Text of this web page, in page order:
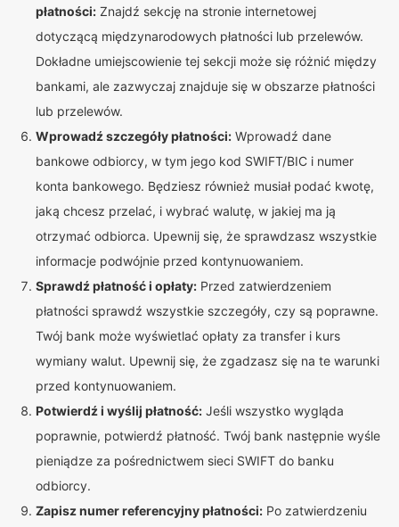
płatności: Znajdź sekcję na stronie internetowej
dotyczącą międzynarodowych płatności lub przelewów.
Dokładne umiejscowienie tej sekcji może się różnić między
bankami, ale zazwyczaj znajduje się w obszarze płatności
lub przelewów.
Wprowadź szczegóły płatności: Wprowadź dane
bankowe odbiorcy, w tym jego kod SWIFT/BIC i numer
konta bankowego. Będziesz również musiał podać kwotę,
jaką chcesz przelać, i wybrać walutę, w jakiej ma ją
otrzymać odbiorca. Upewnij się, że sprawdzasz wszystkie
informacje podwójnie przed kontynuowaniem.
Sprawdź płatność i opłaty: Przed zatwierdzeniem
płatności sprawdź wszystkie szczegóły, czy są poprawne.
Twój bank może wyświetlać opłaty za transfer i kurs
wymiany walut. Upewnij się, że zgadzasz się na te warunki
przed kontynuowaniem.
Potwierdź i wyślij płatność: Jeśli wszystko wygląda
poprawnie, potwierdź płatność. Twój bank następnie wyśle
pieniądze za pośrednictwem sieci SWIFT do banku
odbiorcy.
Zapisz numer referencyjny płatności: Po zatwierdzeniu